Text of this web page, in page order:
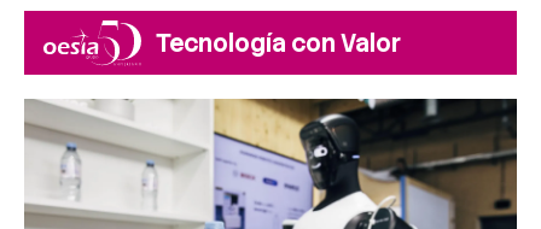
Tecnología con Valor